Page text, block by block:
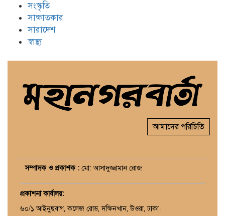
সংস্কৃতি
সাক্ষাতকার
সারাদেশ
স্বাস্থ্য
আমাদের পরিচিতি
সম্পাদক ও প্রকাশক : মো: আসাদুজ্জামান রোজ
প্রকাশনা কার্যালয়:
৬০/১ আইনুছবাগ, কলেজ রোড, দক্ষিনখান, উওরা, ঢাকা।